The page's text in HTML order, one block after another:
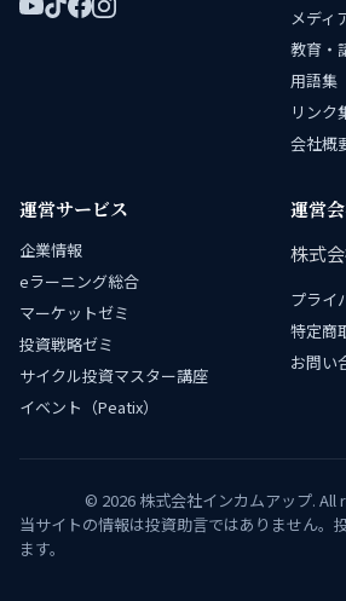
メディ
教育・
用語集
リンク
会社概
運営サービス
企業情報
eラーニング総合
マーケットゼミ
投資戦略ゼミ
サイクル投資マスター講座
イベント（Peatix）
運営
株式
プライ
特定商
お問い
© 2026 株式会社インカムアップ.
当サイトの情報は投資助言ではありません。
ます。